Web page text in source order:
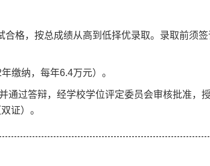
格，按总成绩从高到低择优录取。录取前须
年缴纳，每年6.4万元）。
通过答辩，经学校学位评定委员会审核批准，
证）。